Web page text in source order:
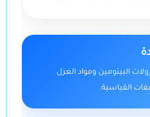
البيتومين ومواد العزل
القياسية.